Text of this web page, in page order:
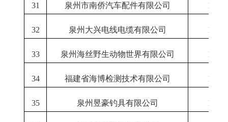
31 泉州市南侨汽车配件有限公司 1-12
32 泉州大兴电线电缆有限公司 1-12
33 泉州海丝野生动物世界有限公司 1-12
34 福建省海博检测技术有限公司 1-12
35 泉州昱豪钓具有限公司 1-12